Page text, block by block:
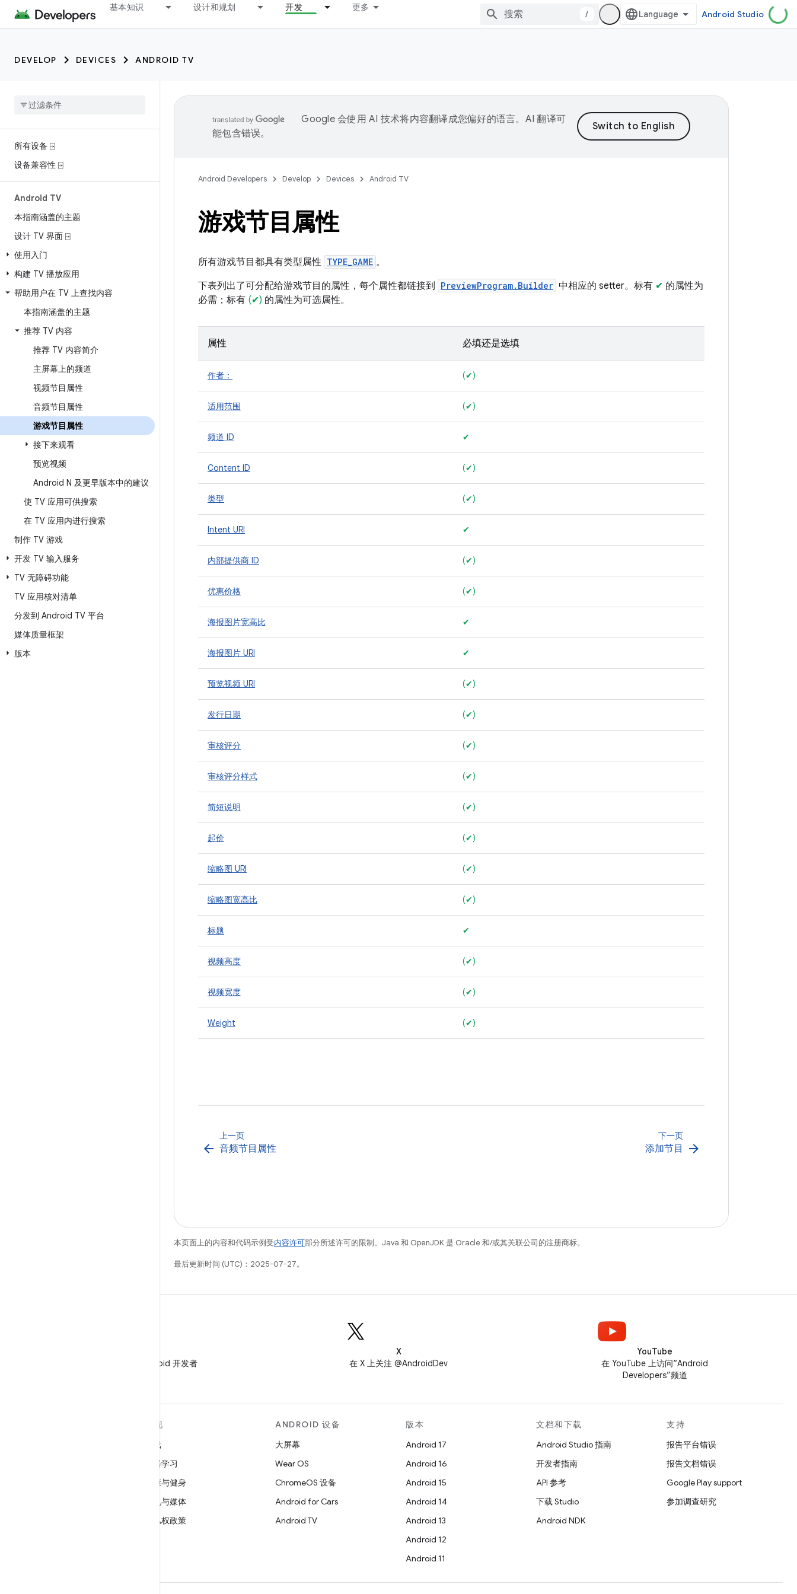
基本知识 设计和规划 开发 更多
/ Android Studio
DEVELOP DEVICES ANDROID TV
所有设备 ⍈
设备兼容性 ⍈
Android TV
本指南涵盖的主题
设计 TV 界面 ⍈
使用入门
构建 TV 播放应用
帮助用户在 TV 上查找内容
本指南涵盖的主题
推荐 TV 内容
推荐 TV 内容简介
主屏幕上的频道
视频节目属性
音频节目属性
游戏节目属性
接下来观看
预览视频
Android N 及更早版本中的建议
使 TV 应用可供搜索
在 TV 应用内进行搜索
制作 TV 游戏
开发 TV 输入服务
TV 无障碍功能
TV 应用核对清单
分发到 Android TV 平台
媒体质量框架
版本
Google 会使用 AI 技术将内容翻译成您偏好的语言。AI 翻译可
能包含错误。
Android Developers Develop Devices Android TV
游戏节目属性
所有游戏节目都具有类型属性 TYPE_GAME 。
下表列出了可分配给游戏节目的属性，每个属性都链接到
PreviewProgram.Builder 中相应的 setter。标有 ✔ 的属性为
必需；标有 (✔) 的属性为可选属性。
属性 必填还是选填
作者： (✔)
适用范围 (✔)
频道 ID ✔
Content ID (✔)
类型 (✔)
Intent URI ✔
内部提供商 ID (✔)
优惠价格 (✔)
海报图片宽高比 ✔
海报图片 URI ✔
预览视频 URI (✔)
发行日期 (✔)
审核评分 (✔)
审核评分样式 (✔)
简短说明 (✔)
起价 (✔)
缩略图 URI (✔)
缩略图宽高比 (✔)
标题 ✔
视频高度 (✔)
视频宽度 (✔)
Weight (✔)
上一页
arrow_back 音频节目属性
下一页
添加节目 arrow_forward
本页面上的内容和代码示例受内容许可部分所述许可的限制。Java 和 OpenJDK 是 Oracle 和/或其关联公司的注册商标。
最后更新时间 (UTC)：2025-07-27。
在微信中关注 Android 开发者
X
在 X 上关注 @AndroidDev
YouTube
在 YouTube 上访问“Android
Developers”频道
发现
游戏
机器学习
健康与健身
相机与媒体
隐私权政策
ANDROID 设备
大屏幕
Wear OS
ChromeOS 设备
Android for Cars
Android TV
版本
Android 17
Android 16
Android 15
Android 14
Android 13
Android 12
Android 11
文档和下载
Android Studio 指南
开发者指南
API 参考
下载 Studio
Android NDK
支持
报告平台错误
报告文档错误
Google Play support
参加调查研究